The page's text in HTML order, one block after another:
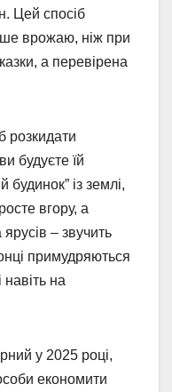
Цей спосіб
врожаю, ніж при
а перевірена
розкидати
будуєте їй
із землі,
вгору, а
– звучить
примудряються
на
у 2025 році,
економити